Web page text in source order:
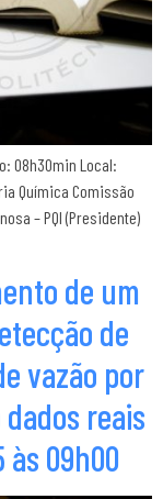
08h30min Local:
Química Comissão
– PQI (Presidente)
de um
de
vazão por
reais
09h00